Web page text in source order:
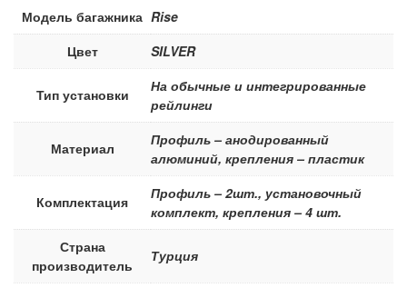
Модель багажника Rise
Цвет
SILVER
Тип установки
На обычные и интегрированные
рейлинги
Материал
Профиль – анодированный
алюминий, крепления – пластик
Комплектация
Профиль – 2шт., установочный
комплект, крепления – 4 шт.
Страна
производитель
Турция